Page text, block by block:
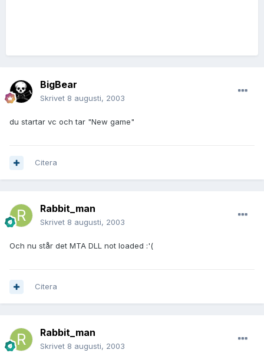
BigBear
Skrivet 8 augusti, 2003
du startar vc och tar "New game"
Citera
Rabbit_man
Skrivet 8 augusti, 2003
Och nu står det MTA DLL not loaded :'(
Citera
Rabbit_man
Skrivet 8 augusti, 2003